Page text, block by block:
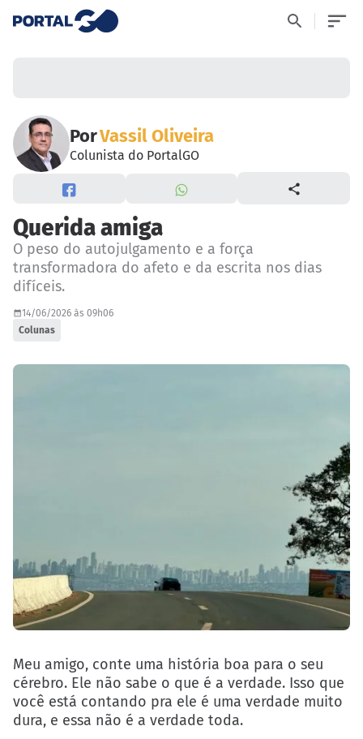
PorVassil Oliveira
Colunista do PortalGO
Querida amiga
O peso do autojulgamento e a força
transformadora do afeto e da escrita nos dias
difíceis.
14/06/2026 às 09h06
Colunas
Meu amigo, conte uma história boa para o seu
cérebro. Ele não sabe o que é a verdade. Isso que
você está contando pra ele é uma verdade muito
dura, e essa não é a verdade toda.